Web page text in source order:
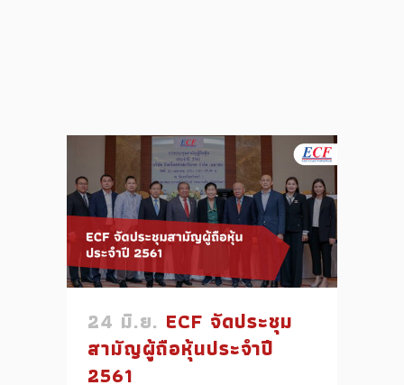
24 มิ.ย. ECF จัดประชุม
สามัญผู้ถือหุ้นประจำปี
2561